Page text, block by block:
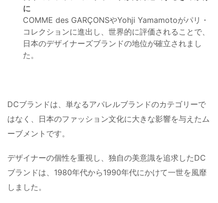
に
COMME des GARÇONSやYohji Yamamotoがパリ・
コレクションに進出し、世界的に評価されることで、
日本のデザイナーズブランドの地位が確立されまし
た。
DCブランドは、単なるアパレルブランドのカテゴリーで
はなく、日本のファッション文化に大きな影響を与えたム
ーブメントです。
デザイナーの個性を重視し、独自の美意識を追求したDC
ブランドは、1980年代から1990年代にかけて一世を風靡
しました。